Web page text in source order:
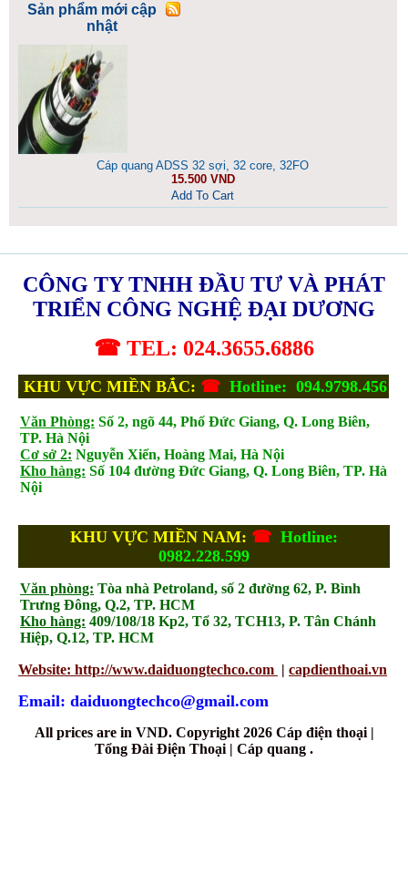
Sản phẩm mới cập
nhật
Cáp quang ADSS 32 sợi, 32 core, 32FO
15.500 VND
Add To Cart
CÔNG TY TNHH ĐẦU TƯ VÀ PHÁT
TRIỂN CÔNG NGHỆ ĐẠI DƯƠNG
☎ TEL: 024.3655.6886
KHU VỰC MIỀN BẮC: ☎ Hotline: 094.9798.456
Văn Phòng: Số 2, ngõ 44, Phố Đức Giang, Q. Long Biên,
TP. Hà Nội
Cơ sở 2: Nguyễn Xiển, Hoàng Mai, Hà Nội
Kho hàng: Số 104 đường Đức Giang, Q. Long Biên, TP. Hà
Nội
KHU VỰC MIỀN NAM: ☎ Hotline:
0982.228.599
Văn phòng: Tòa nhà Petroland, số 2 đường 62, P. Bình
Trưng Đông, Q.2, TP. HCM
Kho hàng: 409/108/18 Kp2, Tổ 32, TCH13, P. Tân Chánh
Hiệp, Q.12, TP. HCM
Website: http://www.daiduongtechco.com | capdienthoai.vn
Email: daiduongtechco@gmail.com
All prices are in VND. Copyright 2026 Cáp điện thoại |
Tổng Đài Điện Thoại | Cáp quang .